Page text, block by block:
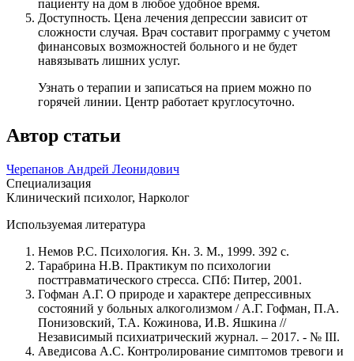
пациенту на дом в любое удобное время.
Доступность. Цена лечения депрессии зависит от
сложности случая. Врач составит программу с учетом
финансовых возможностей больного и не будет
навязывать лишних услуг.
Узнать о терапии и записаться на прием можно по
горячей линии. Центр работает круглосуточно.
Автор статьи
Черепанов Андрей Леонидович
Специализация
Клинический психолог, Нарколог
Используемая литература
Немов P.C. Психология. Кн. 3. М., 1999. 392 с.
Тарабрина Н.В. Практикум по психологии
посттравматического стресса. СПб: Питер, 2001.
Гофман А.Г. О природе и характере депрессивных
состояний у больных алкоголизмом / А.Г. Гофман, П.А.
Понизовский, Т.А. Кожинова, И.В. Яшкина //
Независимый психиатрический журнал. – 2017. - № III.
Аведисова A.C. Контролирование симптомов тревоги и